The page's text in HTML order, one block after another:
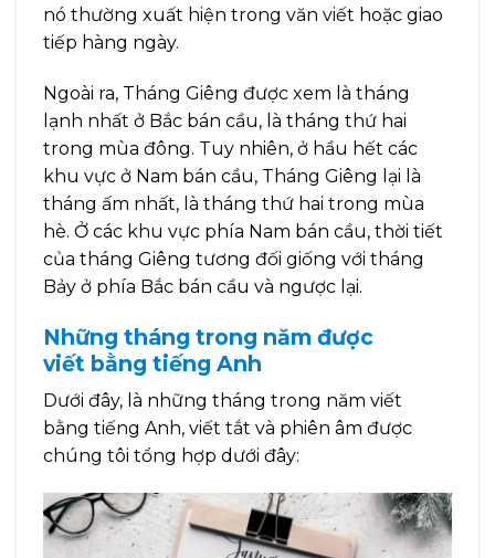
nó thường xuất hiện trong văn viết hoặc giao
tiếp hàng ngày.
Ngoài ra, Tháng Giêng được xem là tháng
lạnh nhất ở Bắc bán cầu, là tháng thứ hai
trong mùa đông. Tuy nhiên, ở hầu hết các
khu vực ở Nam bán cầu, Tháng Giêng lại là
tháng ấm nhất, là tháng thứ hai trong mùa
hè. Ở các khu vực phía Nam bán cầu, thời tiết
của tháng Giêng tương đối giống với tháng
Bảy ở phía Bắc bán cầu và ngược lại.
Những tháng trong năm được
viết bằng tiếng Anh
Dưới đây, là những tháng trong năm viết
bằng tiếng Anh, viết tắt và phiên âm được
chúng tôi tổng hợp dưới đây: